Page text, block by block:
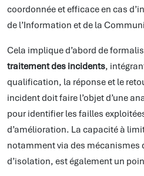
coordonnée et efficace en cas
de l’Information et de la
Cela implique d’abord de
traitement des incidents,
qualification, la réponse et le
incident doit faire l’objet d’une
pour identifier les failles
d’amélioration. La capacité à
notamment via des mécanismes
d’isolation, est également un